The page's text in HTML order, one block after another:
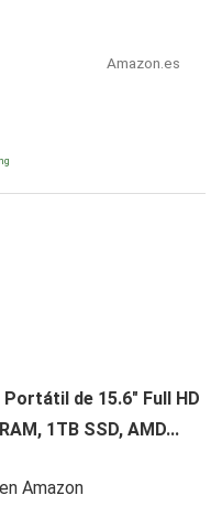
Amazon.es
de 15.6" Full HD
1TB SSD, AMD...
Amazon